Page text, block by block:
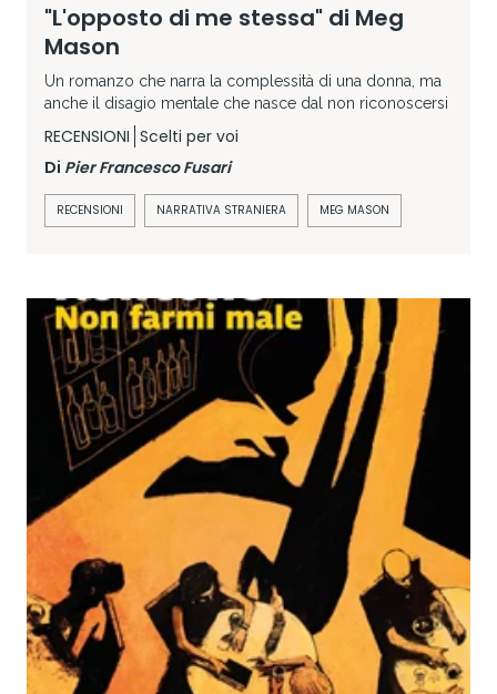
"L'opposto di me stessa" di Meg
Mason
Un romanzo che narra la complessità di una donna, ma
anche il disagio mentale che nasce dal non riconoscersi
RECENSIONI Scelti per voi
Di Pier Francesco Fusari
RECENSIONI NARRATIVA STRANIERA MEG MASON